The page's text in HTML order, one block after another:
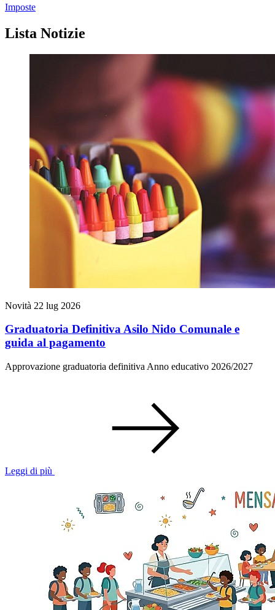
Imposte
Lista Notizie
Novità 22 lug 2026
Graduatoria Definitiva Asilo Nido Comunale e
guida al pagamento
Approvazione graduatoria definitiva Anno educativo 2026/2027
Leggi di più